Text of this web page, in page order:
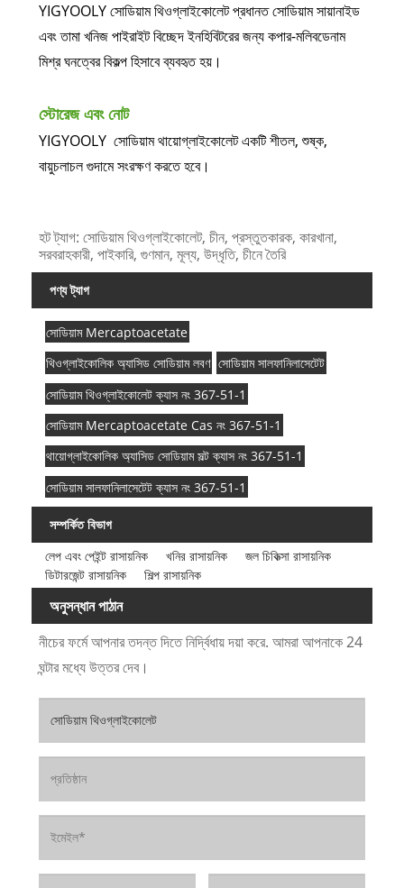
YIGYOOLY সোডিয়াম থিওগ্লাইকোলেট প্রধানত সোডিয়াম সায়ানাইড
এবং তামা খনিজ পাইরাইট বিচ্ছেদ ইনহিবিটরের জন্য কপার-মলিবডেনাম
মিশ্র ঘনত্বের বিকল্প হিসাবে ব্যবহৃত হয়।
স্টোরেজ এবং নোট
YIGYOOLY সোডিয়াম থায়োগ্লাইকোলেট একটি শীতল, শুষ্ক,
বায়ুচলাচল গুদামে সংরক্ষণ করতে হবে।
হট ট্যাগ: সোডিয়াম থিওগ্লাইকোলেট, চীন, প্রস্তুতকারক, কারখানা,
সরবরাহকারী, পাইকারি, গুণমান, মূল্য, উদ্ধৃতি, চীনে তৈরি
পণ্য ট্যাগ
সোডিয়াম Mercaptoacetate
থিওগ্লাইকোলিক অ্যাসিড সোডিয়াম লবণ সোডিয়াম সালফানিলাসেটেট
সোডিয়াম থিওগ্লাইকোলেট ক্যাস নং 367-51-1
সোডিয়াম Mercaptoacetate Cas নং 367-51-1
থায়োগ্লাইকোলিক অ্যাসিড সোডিয়াম সল্ট ক্যাস নং 367-51-1
সোডিয়াম সালফানিলাসেটেট ক্যাস নং 367-51-1
সম্পর্কিত বিভাগ
লেপ এবং পেইন্ট রাসায়নিক
খনির রাসায়নিক
জল চিকিত্সা রাসায়নিক
ডিটারজেন্ট রাসায়নিক
শিল্প রাসায়নিক
অনুসন্ধান পাঠান
নীচের ফর্মে আপনার তদন্ত দিতে নির্দ্বিধায় দয়া করে. আমরা আপনাকে 24
ঘন্টার মধ্যে উত্তর দেব।